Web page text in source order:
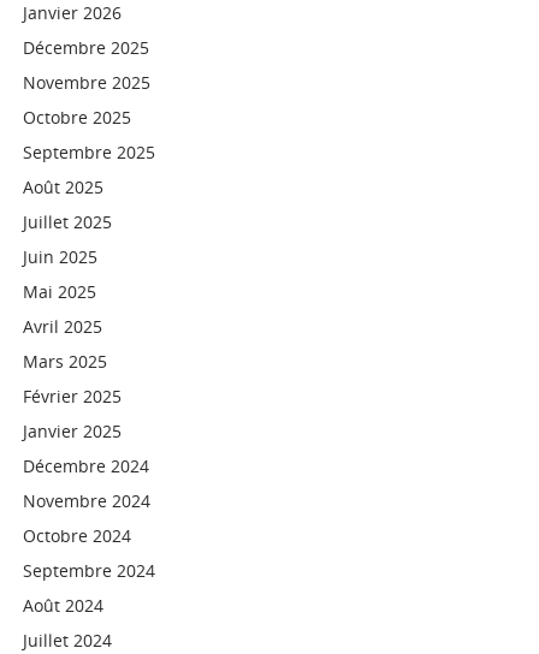
Janvier 2026
Décembre 2025
Novembre 2025
Octobre 2025
Septembre 2025
Août 2025
Juillet 2025
Juin 2025
Mai 2025
Avril 2025
Mars 2025
Février 2025
Janvier 2025
Décembre 2024
Novembre 2024
Octobre 2024
Septembre 2024
Août 2024
Juillet 2024